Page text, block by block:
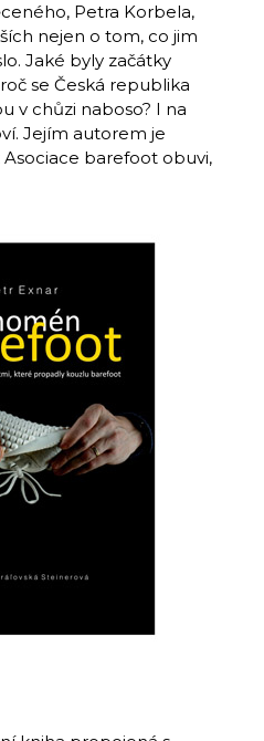
Petra Korbela,
nejen o tom, co jim
Jaké byly začátky
se Česká republika
v chůzi naboso? I na
Jejím autorem je
barefoot obuvi,